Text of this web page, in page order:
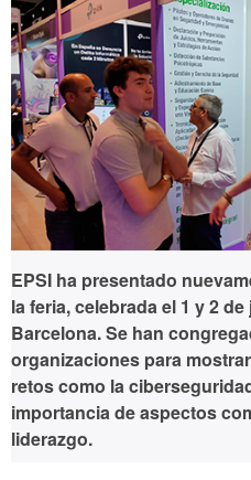
EPSI ha presentado
la feria, celebrada el 1 y 2
Barcelona. Se han
organizaciones para
retos como la
importancia de aspectos
liderazgo.